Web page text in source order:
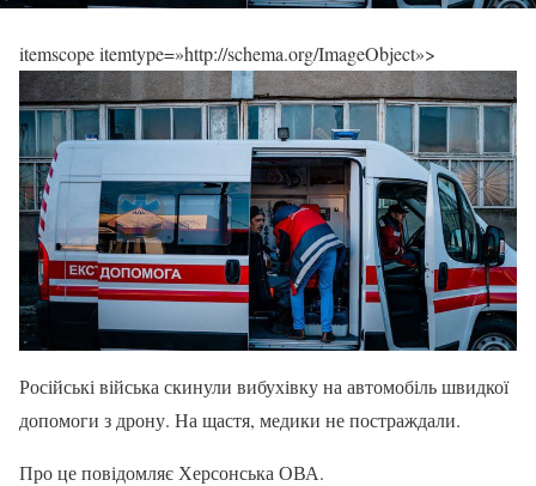
itemscope itemtype=»http://schema.org/ImageObject»>
Російські війська скинули вибухівку на автомобіль швидкої
допомоги з дрону. На щастя, медики не постраждали.
Про це повідомляє Херсонська ОВА.